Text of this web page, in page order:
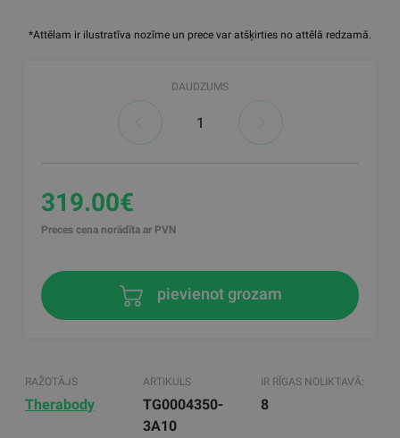
*Attēlam ir ilustratīva nozīme un prece var atšķirties no attēlā redzamā.
DAUDZUMS
319.00€
Preces cena norādīta ar PVN
pievienot grozam
RAŽOTĀJS
Therabody
ARTIKULS
TG0004350-
3A10
IR RĪGAS NOLIKTAVĀ:
8